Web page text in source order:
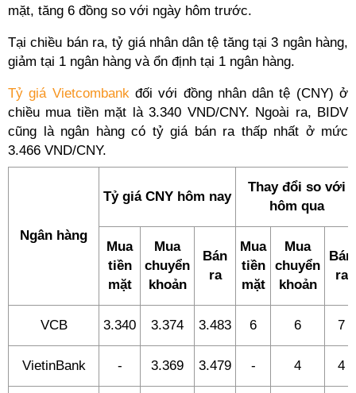
mặt, tăng 6 đồng so với ngày hôm trước.
Tại chiều bán ra, tỷ giá nhân dân tệ tăng tại 3 ngân hàng,
giảm tại 1 ngân hàng và ổn định tại 1 ngân hàng.
Tỷ giá Vietcombankđối với đồng nhân dân tệ (CNY) ở
chiều mua tiền mặt là 3.340 VND/CNY. Ngoài ra, BIDV
cũng là ngân hàng có tỷ giá bán ra thấp nhất ở mức
3.466 VND/CNY.
Ngân hàng
Tỷ giá CNY hôm nay
Thay đổi so với
hôm qua
Mua
tiền
mặt
Mua
chuyển
khoản
Bán
ra
Mua
tiền
mặt
Mua
chuyển
khoản
Bán
ra
VCB 3.340 3.374 3.483 6 6 7
VietinBank - 3.369 3.479 - 4 4